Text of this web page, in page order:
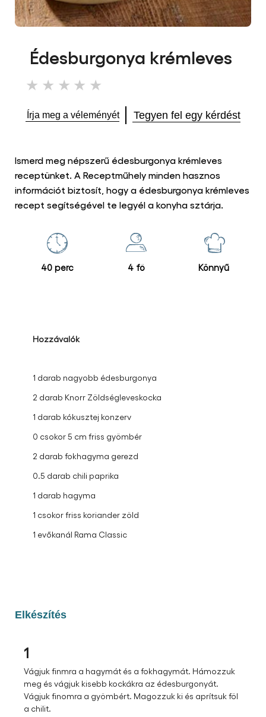
Édesburgonya krémleves
Nem
küldtek
értékelést
elemhez
Írja meg a véleményét Tegyen fel egy kérdést
Ismerd meg népszerű édesburgonya krémleves
receptünket. A Receptműhely minden hasznos
információt biztosít, hogy a édesburgonya krémleves
recept segítségével te legyél a konyha sztárja.
40 perc 4 fő Könnyű
Hozzávalók
1 darab nagyobb édesburgonya
2 darab Knorr Zöldségleveskocka
1 darab kókusztej konzerv
0 csokor 5 cm friss gyömbér
2 darab fokhagyma gerezd
0.5 darab chili paprika
1 darab hagyma
1 csokor friss koriander zöld
1 evőkanál Rama Classic
Elkészítés
1
Vágjuk finmra a hagymát és a fokhagymát. Hámozzuk
meg és vágjuk kisebb kockákra az édesburgonyát.
Vágjuk finomra a gyömbért. Magozzuk ki és aprítsuk föl
a chilit.